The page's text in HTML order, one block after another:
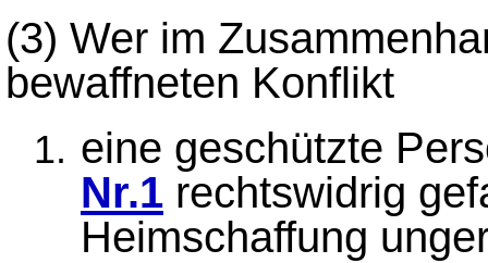
(3) Wer im
bewaffneten Konflikt
eine geschützte
Nr.1rechtswidrig
Heimschaffung